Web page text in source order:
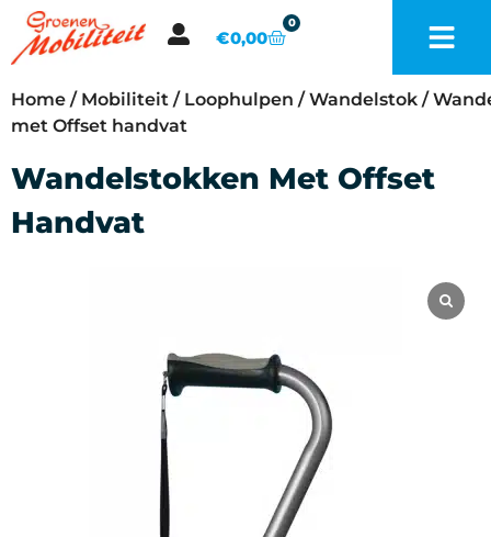
€0,00
0
Home / Mobiliteit / Loophulpen /Wandelstok /
met Offset handvat
Wandelstokken Met Offset
Handvat